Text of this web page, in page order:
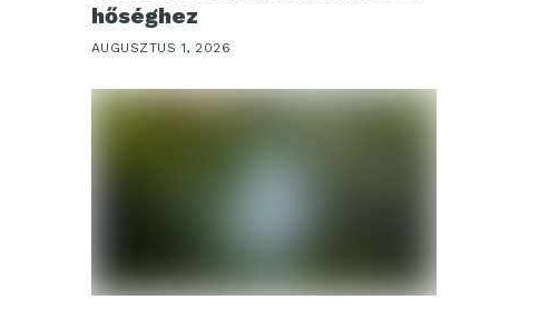
hőséghez
AUGUSZTUS 1, 2026